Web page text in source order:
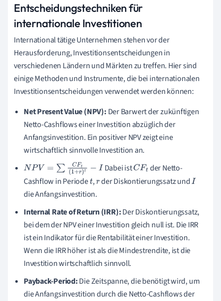
Entscheidungstechniken für
internationale Investitionen
International tätige Unternehmen stehen vor der
Herausforderung, Investitionsentscheidungen in
verschiedenen Ländern und Märkten zu treffen. Hier sind
einige Methoden und Instrumente, die bei internationalen
Investitionsentscheidungen verwendet werden können:
Net Present Value (NPV): Der Barwert der zukünftigen
Netto-Cashflows einer Investition abzüglich der
Anfangsinvestition. Ein positiver NPV zeigt eine
wirtschaftlich sinnvolle Investition an.
NPV=∑ CFt (1+r)t−I Dabei istCFt der Netto-
Cashflow in Periodet,r der Diskontierungssatz undI
die Anfangsinvestition.
Internal Rate of Return (IRR):Der Diskontierungssatz,
bei dem der NPV einer Investition gleich null ist. Die IRR
ist ein Indikator für die Rentabilität einer Investition.
Wenn die IRR höher ist als die Mindestrendite, ist die
Investition wirtschaftlich sinnvoll.
Payback-Period:Die Zeitspanne, die benötigt wird, um
die Anfangsinvestition durch die Netto-Cashflows der